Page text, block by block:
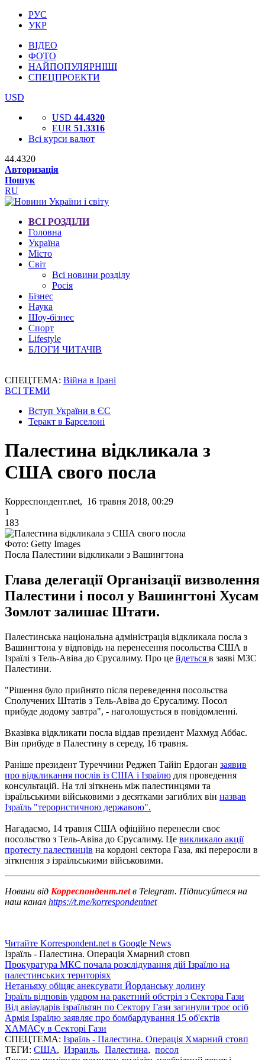
РУС
УКР
ВІДЕО
ФОТО
НАЙПОПУЛЯРНІШІ
СПЕЦПРОЕКТИ
USD
USD 44.4320
EUR 51.3316
Всі курси валют
44.4320
Авторизація
Пошук
RU
ВСІ РОЗДІЛИ
Головна
Україна
Місто
Світ
Всі новини розділу
Росія
Бізнес
Наука
Шоу-бізнес
Спорт
Lifestyle
БЛОГИ ЧИТАЧІВ
СПЕЦТЕМА: Війна в Ірані
ВСІ ТЕМИ
Вступ України в ЄС
Теракт в Барселоні
Палестина відкликала з
США свого посла
Корреспондент.net, 16 травня 2018, 00:29
1
183
Фото: Getty Images
Посла Палестини відкликали з Вашингтона
Глава делегації Організації визволення
Палестини і посол у Вашингтоні Хусам
Зомлот залишає Штати.
Палестинська національна адміністрація відкликала посла з
Вашингтона у відповідь на перенесення посольства США в
Ізраїлі з Тель-Авіва до Єрусалиму. Про це йдеться в заяві МЗС
Палестини.
"Рішення було прийнято після переведення посольства
Сполучених Штатів з Тель-Авіва до Єрусалиму. Посол
прибуде додому завтра", - наголошується в повідомленні.
Вказівка ​​відкликати посла віддав президент Махмуд Аббас.
Він прибуде в Палестину в середу, 16 травня.
Раніше президент Туреччини Реджеп Тайіп Ердоган заявив
про відкликання послів із США і Ізраїлю для проведення
консультацій. На тлі зіткнень між палестинцями та
ізраїльськими військовими з десятками загиблих він назвав
Ізраїль "терористичною державою".
Нагадаємо, 14 травня США офіційно перенесли своє
посольство з Тель-Авіва до Єрусалиму. Це викликало акції
протесту палестинців на кордоні сектора Газа, які переросли в
зіткнення з ізраїльськими військовими.
Новини від Корреспондент.netв Telegram. Підписуйтеся на
наш канал https://t.me/korrespondentnet
Читайте Korrespondent.net в Google News
Ізраїль - Палестина. Операція Хмарний стовп
Прокуратура МКС почала розслідування дій Ізраїлю на
палестинських територіях
Нетаньяху обіцяє анексувати Йорданську долину
Ізраїль відповів ударом на ракетний обстріл з Сектора Гази
Від авіаударів ізраїльтян по Сектору Гази загинули троє осіб
Армія Ізраїлю заявляє про бомбардування 15 об'єктів
ХАМАСу в Секторі Гази
СПЕЦТЕМА: Ізраїль - Палестина. Операція Хмарний стовп
ТЕГИ: США, Израиль, Палестина, посол